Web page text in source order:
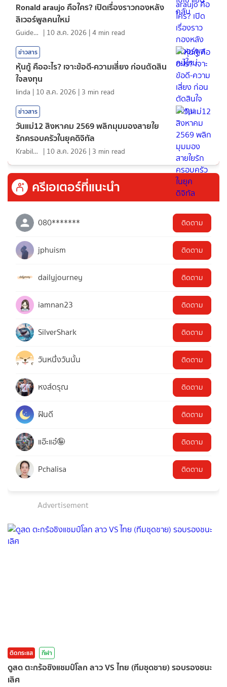
Ronald araujo คือใคร? เปิดเรื่องราวกองหลัง
ลิเวอร์พูลคนใหม่
GuideKop | 10 ส.ค. 2026 |4 min read
ข่าวสาร
หุ้นกู้ คืออะไร? เจาะข้อดี-ความเสี่ยง ก่อนตัดสิน
ใจลงทุน
linda | 10 ส.ค. 2026 | 3 min read
ข่าวสาร
วันแม่12 สิงหาคม 2569 พลิกมุมมองสายใย
รักครอบครัวในยุคดิจิทัล
KrabiInsight | 10 ส.ค. 2026 | 3 min read
ครีเอเตอร์ที่แนะนำ
080******* ติดตาม
jphuism ติดตาม
dailyjourney ติดตาม
iamnan23 ติดตาม
SilverShark ติดตาม
วันหนึ่งวันนั้น ติดตาม
หงส์ดรุณ ติดตาม
ฝันดี ติดตาม
แอ๊ะแอ๋🤪 ติดตาม
Pchalisa ติดตาม
Advertisement
ติดกระแส กีฬา
ดูสด ตะกร้อชิงแชมป์โลก ลาว VS ไทย (ทีมชุดชาย) รอบรองชนะ
เลิศ